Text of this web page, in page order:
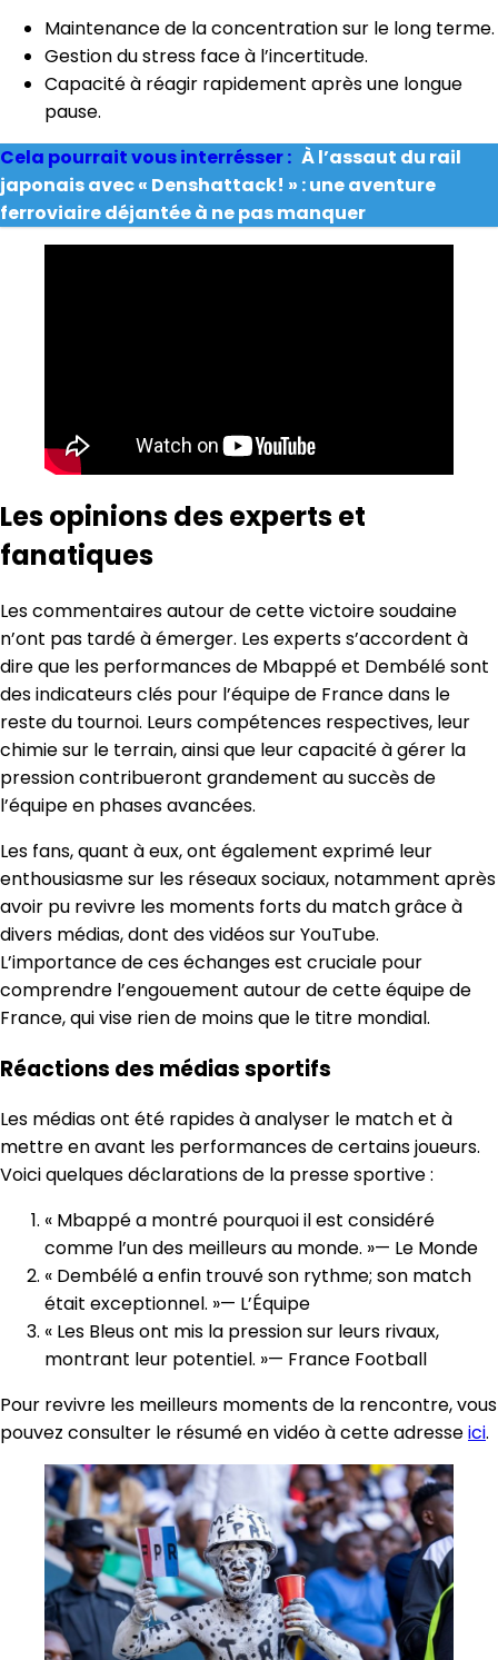
Maintenance de la concentration sur le long terme.
Gestion du stress face à l’incertitude.
Capacité à réagir rapidement après une longue
pause.
Cela pourrait vous interrésser : À l’assaut du rail
japonais avec « Denshattack! » : une aventure
ferroviaire déjantée à ne pas manquer
Les opinions des experts et
fanatiques
Les commentaires autour de cette victoire soudaine
n’ont pas tardé à émerger. Les experts s’accordent à
dire que les performances de Mbappé et Dembélé sont
des indicateurs clés pour l’équipe de France dans le
reste du tournoi. Leurs compétences respectives, leur
chimie sur le terrain, ainsi que leur capacité à gérer la
pression contribueront grandement au succès de
l’équipe en phases avancées.
Les fans, quant à eux, ont également exprimé leur
enthousiasme sur les réseaux sociaux, notamment après
avoir pu revivre les moments forts du match grâce à
divers médias, dont des vidéos sur YouTube.
L’importance de ces échanges est cruciale pour
comprendre l’engouement autour de cette équipe de
France, qui vise rien de moins que le titre mondial.
Réactions des médias sportifs
Les médias ont été rapides à analyser le match et à
mettre en avant les performances de certains joueurs.
Voici quelques déclarations de la presse sportive :
« Mbappé a montré pourquoi il est considéré
comme l’un des meilleurs au monde. »— Le Monde
« Dembélé a enfin trouvé son rythme; son match
était exceptionnel. »— L’Équipe
« Les Bleus ont mis la pression sur leurs rivaux,
montrant leur potentiel. »— France Football
Pour revivre les meilleurs moments de la rencontre, vous
pouvez consulter le résumé en vidéo à cette adresseici.